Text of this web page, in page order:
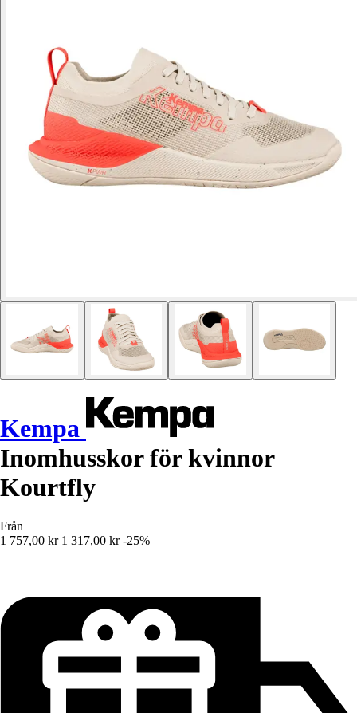
Kempa
Inomhusskor för kvinnor
Kourtfly
Från
1 757,00 kr 1 317,00 kr -25%